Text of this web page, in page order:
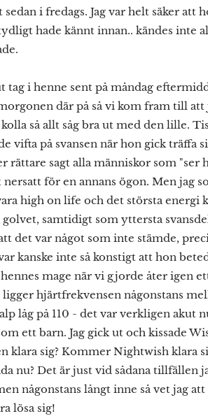
i fredags. Jag var helt säker att
hade kännt innan.. kändes inte
i henne sent på måndag
där på så vi kom fram till
så allt såg bra ut med den lille.
vifta på svansen när hon gick träffa
rättare sagt alla människor som "ser
för en annans ögon. Men jag
high on life och det största energi
samtidigt som yttersta
det var något som inte stämde,
kanske inte så konstigt att hon
mage när vi gjorde åter igen
hjärtfrekvensen någonstans
låg på 110 - det var verkligen akut
ett barn. Jag gick ut och kissade
sig? Kommer Nightwish klara
nu? Det är just vid sådana tillfällen
någonstans långt inne så vet jag
lösa sig!